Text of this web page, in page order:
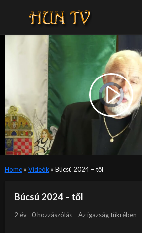
Video
Player
is
loading.Play
Video
Home» Videók » Búcsú 2024 – től
Búcsú 2024 – től
2 év 0 hozzászólás Az igazság tükrében